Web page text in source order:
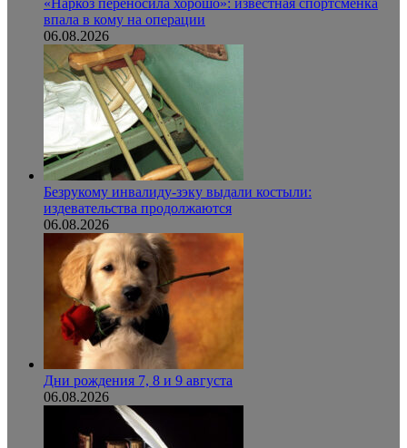
«Наркоз переносила хорошо»: известная спортсменка
впала в кому на операции
06.08.2026
Безрукому инвалиду-зэку выдали костыли:
издевательства продолжаются
06.08.2026
Дни рождения 7, 8 и 9 августа
06.08.2026